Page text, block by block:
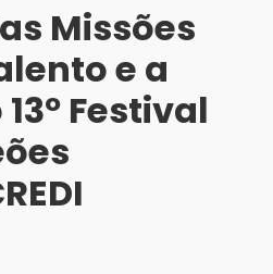
Missões
e a
Festival